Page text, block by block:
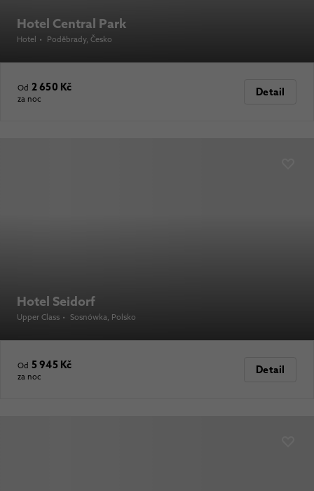
Hotel Central Park
Hotel • Poděbrady, Česko
Od 2 650 Kč
za noc
Detail
Hotel Seidorf
Upper Class • Sosnówka, Polsko
Od 5 945 Kč
za noc
Detail